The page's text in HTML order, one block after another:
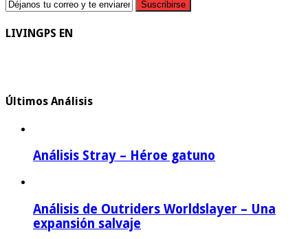
LIVINGPS EN
Últimos Análisis
Análisis Stray – Héroe gatuno
Análisis de Outriders Worldslayer – Una
expansión salvaje